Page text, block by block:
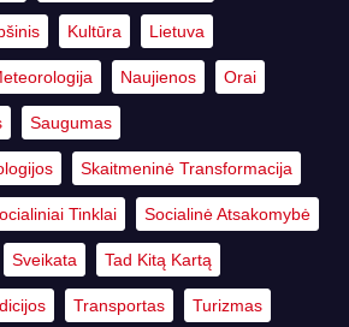
Kultūra Lietuva
Naujienos Orai
Saugumas
Skaitmeninė Transformacija
Tinklai Socialinė Atsakomybė
Sveikata Tad Kitą Kartą
Transportas Turizmas